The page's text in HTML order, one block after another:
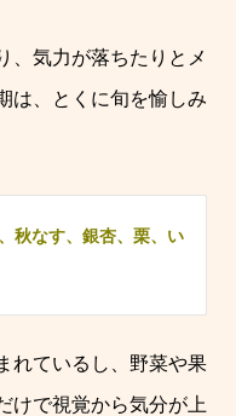
、気力が落ちたりとメ
は、とくに旬を愉しみ
秋なす、銀杏、栗、い
れているし、野菜や果
けで視覚から気分が上